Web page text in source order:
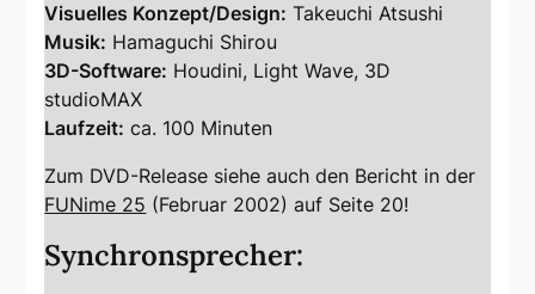
Visuelles Konzept/Design: Takeuchi Atsushi
Musik: Hamaguchi Shirou
3D-Software: Houdini, Light Wave, 3D
studioMAX
Laufzeit: ca. 100 Minuten
Zum DVD-Release siehe auch den Bericht in der
FUNime 25 (Februar 2002) auf Seite 20!
Synchronsprecher: